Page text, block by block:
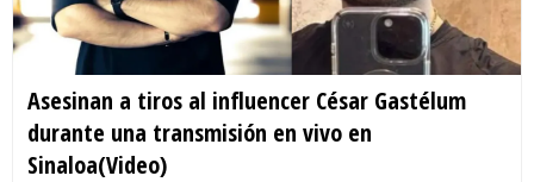
Asesinan a tiros al influencer César Gastélum
durante una transmisión en vivo en
Sinaloa(Video)